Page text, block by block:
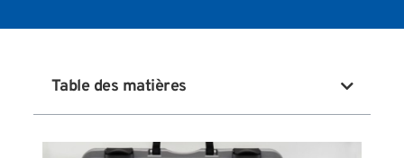
Table des matières